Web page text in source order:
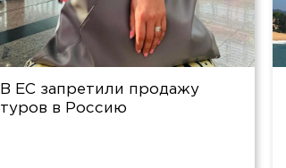
В ЕС запретили продажу
туров в Россию